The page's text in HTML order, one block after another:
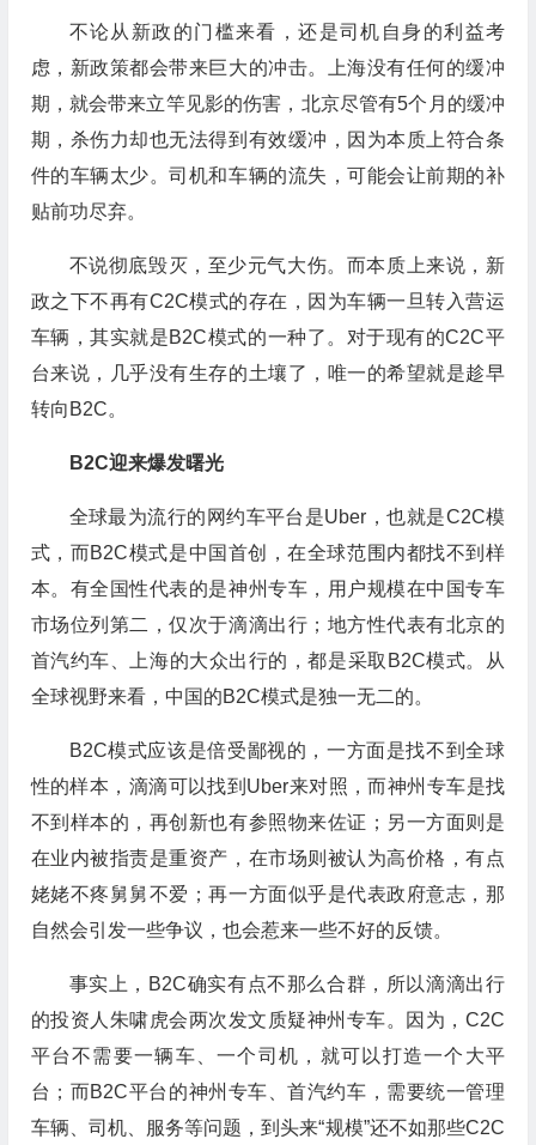
不论从新政的门槛来看，还是司机自身的利益考
虑，新政策都会带来巨大的冲击。上海没有任何的缓冲
期，就会带来立竿见影的伤害，北京尽管有5个月的缓冲
期，杀伤力却也无法得到有效缓冲，因为本质上符合条
件的车辆太少。司机和车辆的流失，可能会让前期的补
贴前功尽弃。
不说彻底毁灭，至少元气大伤。而本质上来说，新
政之下不再有C2C模式的存在，因为车辆一旦转入营运
车辆，其实就是B2C模式的一种了。对于现有的C2C平
台来说，几乎没有生存的土壤了，唯一的希望就是趁早
转向B2C。
B2C迎来爆发曙光
全球最为流行的网约车平台是Uber，也就是C2C模
式，而B2C模式是中国首创，在全球范围内都找不到样
本。有全国性代表的是神州专车，用户规模在中国专车
市场位列第二，仅次于滴滴出行；地方性代表有北京的
首汽约车、上海的大众出行的，都是采取B2C模式。从
全球视野来看，中国的B2C模式是独一无二的。
B2C模式应该是倍受鄙视的，一方面是找不到全球
性的样本，滴滴可以找到Uber来对照，而神州专车是找
不到样本的，再创新也有参照物来佐证；另一方面则是
在业内被指责是重资产，在市场则被认为高价格，有点
姥姥不疼舅舅不爱；再一方面似乎是代表政府意志，那
自然会引发一些争议，也会惹来一些不好的反馈。
事实上，B2C确实有点不那么合群，所以滴滴出行
的投资人朱啸虎会两次发文质疑神州专车。因为，C2C
平台不需要一辆车、一个司机，就可以打造一个大平
台；而B2C平台的神州专车、首汽约车，需要统一管理
车辆、司机、服务等问题，到头来“规模”还不如那些C2C